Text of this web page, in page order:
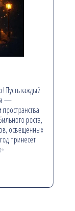
Пусть каждый
—
роста,
освещённых
принесёт